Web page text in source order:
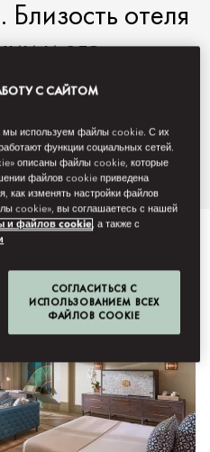
отеля
и его
создают в
атмосферу
изысканности.
С САЙТОМ
мы используем файлы cookie. С их
функции социальных сетей.
описаны файлы cookie, которые
файлов cookie приведена
как изменять настройки файлов
cookie», вы соглашаетесь с нашей
и файлов cookie, а также с
СОГЛАСИТЬСЯ С
ИСПОЛЬЗОВАНИЕМ ВСЕХ
ФАЙЛОВ COOKIE